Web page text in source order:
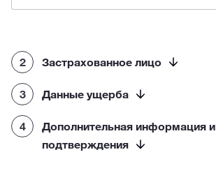
Застрахованное лицо
2
Данные ущерба
3
Дополнительная информация и
подтверждения
4